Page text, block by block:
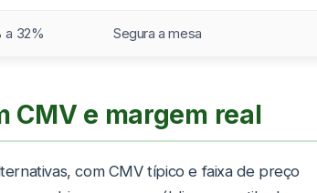
a 32% Segura a mesa
CMV e margem real
com CMV típico e faixa de preço